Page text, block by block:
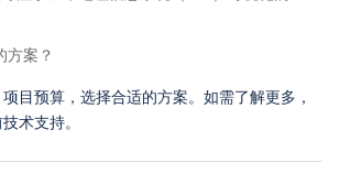
方案？
目预算，选择合适的方案。如需了解更多，
术支持。